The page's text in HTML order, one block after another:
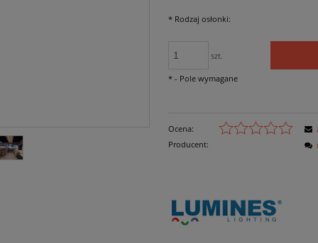
*Rodzaj osłonki:
szt.
*- Pole wymagane
Ocena:
Producent: